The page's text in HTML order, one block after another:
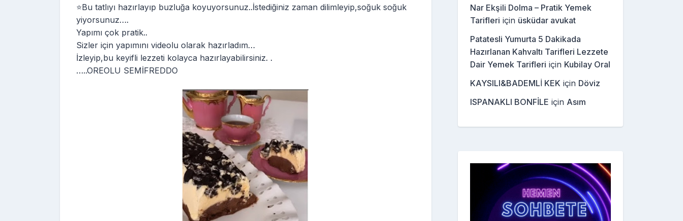
⭐️Bu tatlıyı hazırlayıp buzluğa koyuyorsunuz..İstediğiniz zaman dilimleyip,soğuk soğuk
yiyorsunuz….
Yapımı çok pratik..
Sizler için yapımını videolu olarak hazırladım…
İzleyip,bu keyifli lezzeti kolayca hazırlayabilirsiniz. .
…..OREOLU SEMİFREDDO
Nar Ekşili Dolma – Pratik Yemek
Tarifleri için üsküdar avukat
Patatesli Yumurta 5 Dakikada
Hazırlanan Kahvaltı Tarifleri Lezzete
Dair Yemek Tarifleri için Kubilay Oral
KAYSILI&BADEMLİ KEK için Döviz
ISPANAKLI BONFİLE için Asım